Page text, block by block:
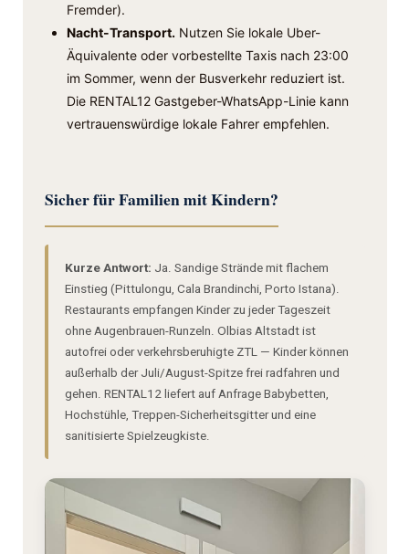
Fremder).
Nacht-Transport. Nutzen Sie lokale Uber-
Äquivalente oder vorbestellte Taxis nach 23:00
im Sommer, wenn der Busverkehr reduziert ist.
Die RENTAL12 Gastgeber-WhatsApp-Linie kann
vertrauens­würdige lokale Fahrer empfehlen.
Sicher für Familien mit Kindern?
Kurze Antwort: Ja. Sandige Strände mit flachem
Einstieg (Pittulongu, Cala Brandinchi, Porto Istana).
Restaurants empfangen Kinder zu jeder Tageszeit
ohne Augenbrauen-Runzeln. Olbias Altstadt ist
autofrei oder verkehrsberuhigte ZTL — Kinder können
außerhalb der Juli/August-Spitze frei radfahren und
gehen. RENTAL12 liefert auf Anfrage Babybetten,
Hochstühle, Treppen-Sicherheitsgitter und eine
sanitisierte Spielzeugkiste.